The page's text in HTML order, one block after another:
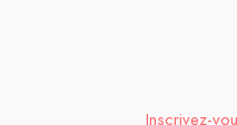
Inscrivez-